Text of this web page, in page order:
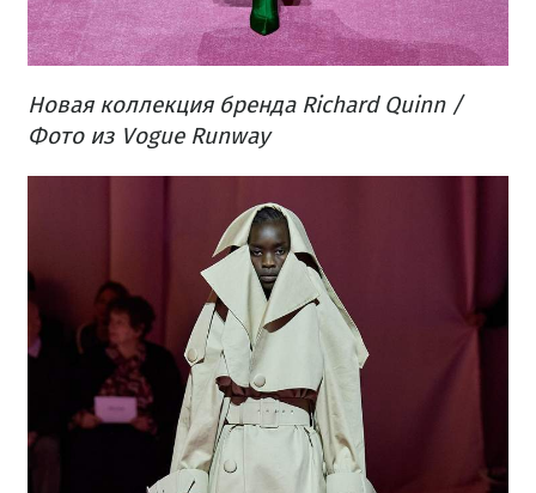
Новая коллекция бренда Richard Quinn /
Фото из Vogue Runway